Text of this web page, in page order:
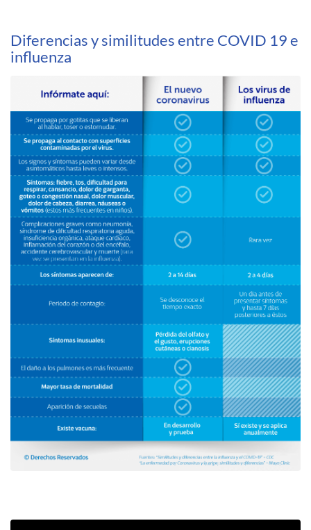
Diferencias y similitudes entre COVID 19 e
influenza